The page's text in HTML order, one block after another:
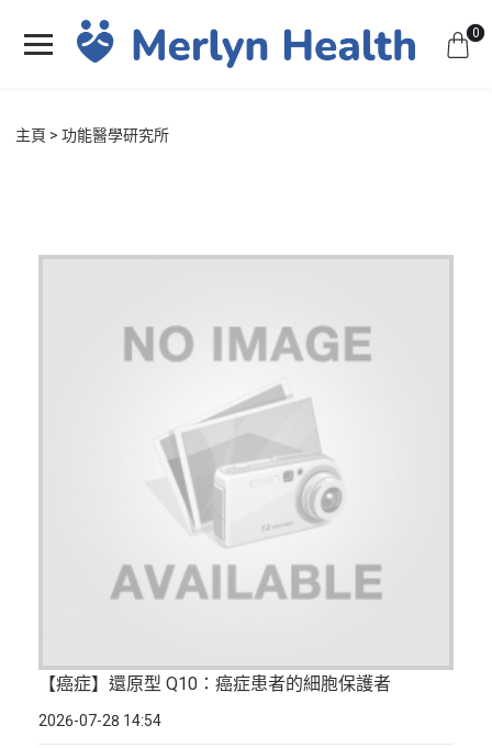
0
主頁 功能醫學研究所
【癌症】還原型 Q10：癌症患者的細胞保護者
2026-07-28 14:54